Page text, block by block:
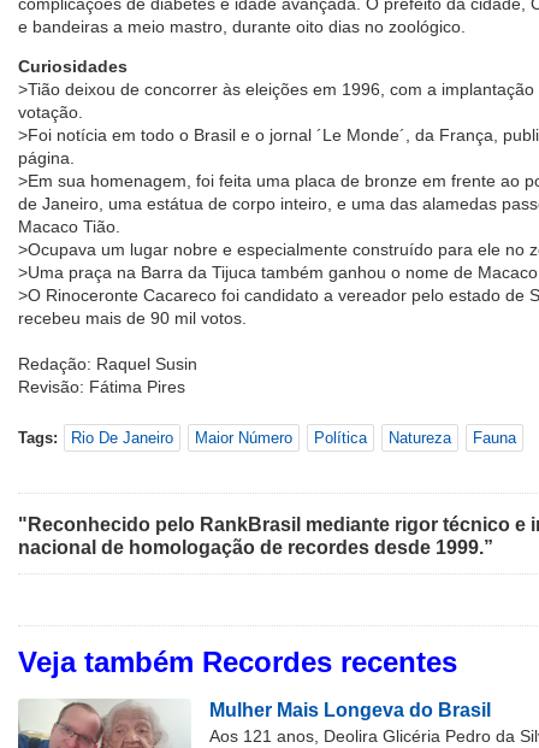
e bandeiras a meio mastro, durante oito dias no zoológico.
Curiosidades
>Tião deixou de concorrer às eleições em 1996, com a
votação.
>Foi notícia em todo o Brasil e o jornal ´Le Monde´, da França,
página.
>Em sua homenagem, foi feita uma placa de bronze em frente ao
de Janeiro, uma estátua de corpo inteiro, e uma das alamedas
Macaco Tião.
>Ocupava um lugar nobre e especialmente construído para ele no
>Uma praça na Barra da Tijuca também ganhou o nome de
>O Rinoceronte Cacareco foi candidato a vereador pelo estado de
recebeu mais de 90 mil votos.
Redação: Raquel Susin
Revisão: Fátima Pires
Tags: Rio De Janeiro Maior Número Política Natureza Fauna
"Reconhecido pelo RankBrasil mediante rigor técnico e
nacional de homologação de recordes desde 1999.”
Veja também Recordes recentes
Mulher Mais Longeva do Brasil
Aos 121 anos, Deolira Glicéria Pedro da